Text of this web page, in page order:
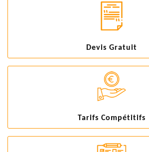
Devis Gratuit
Tarifs Compétitifs